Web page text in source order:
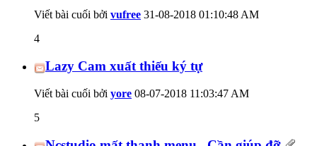
Viết bài cuối bởi vufree 31-08-2018 01:10:48 AM
4
Lazy Cam xuất thiếu ký tự
Viết bài cuối bởi yore 08-07-2018 11:03:47 AM
5